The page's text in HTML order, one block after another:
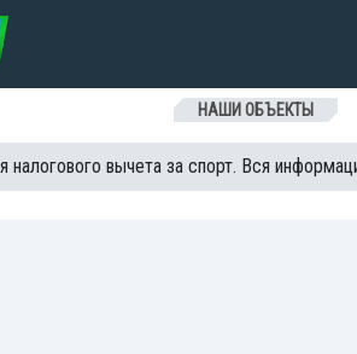
НАШИ ОБЪЕКТЫ
налогового вычета за спорт. Вся